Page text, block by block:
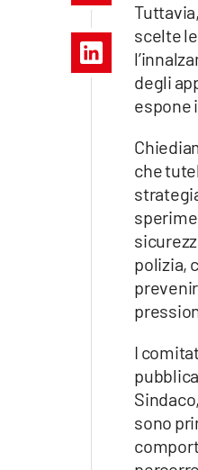
Vai
scelte
degli
espone
che
polizia,
I
sono